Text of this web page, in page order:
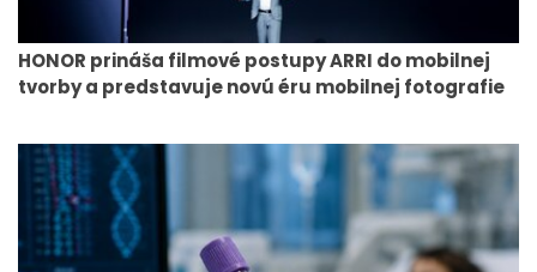
HONOR prináša filmové postupy ARRI do mobilnej
tvorby a predstavuje novú éru mobilnej fotografie